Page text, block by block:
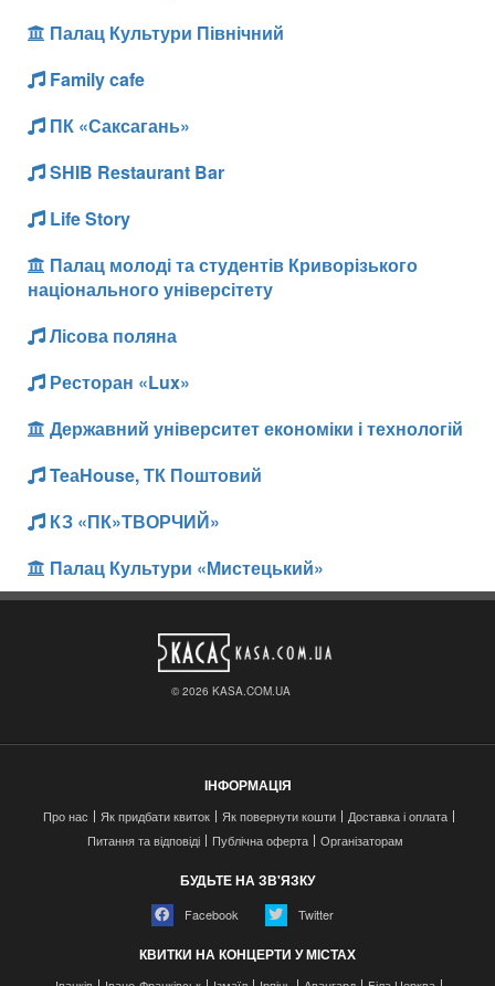
Палац Культури Північний
Family cafe
ПК «Саксагань»
SHIB Restaurant Bar
Life Story
Палац молоді та студентів Криворізького
національного універсітету
Лісова поляна
Ресторан «Lux»
Державний університет економіки і технологій
TeаHouse, ТК Поштовий
КЗ «ПК»ТВОРЧИЙ»
Палац Культури «Мистецький»
© 2026 KASA.COM.UA
ІНФОРМАЦІЯ
Про нас Як придбати квиток Як повернути кошти
Доставка і оплата
Питання та відповіді
Публічна оферта Організаторам
БУДЬТЕ НА ЗВ'ЯЗКУ
Facebook Twitter
КВИТКИ НА КОНЦЕРТИ У МІСТАХ